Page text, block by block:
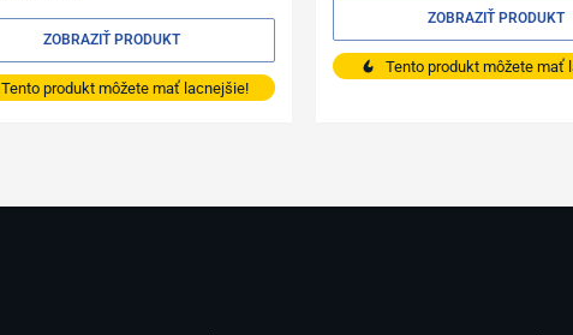
Tento produkt môžete mať lacnejšie!
ZOBRAZIŤ PRODUKT
Tento produkt môžete mať
ZOBRAZIŤ PRODUKT